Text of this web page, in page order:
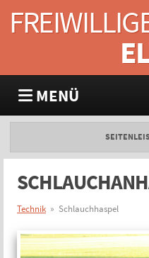
MENÜ
Technik» Schlauchhaspel